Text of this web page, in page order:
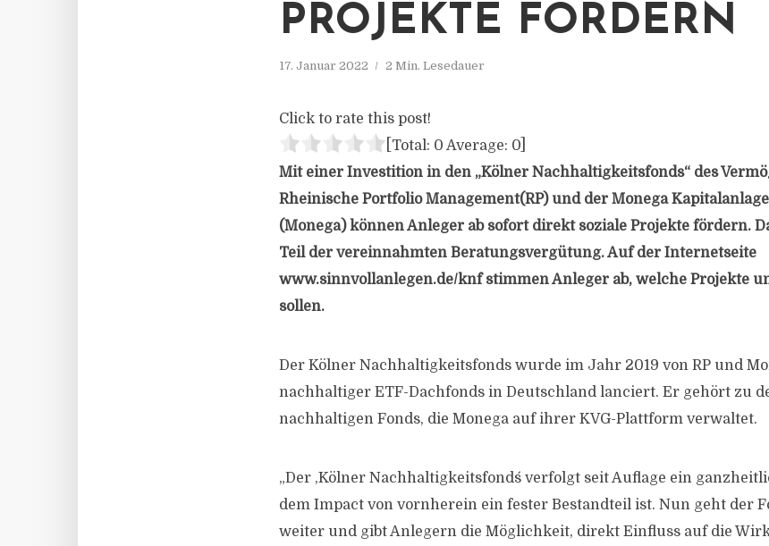
PROJEKTE FÖRDERN
17. Januar 2022 2 Min. Lesedauer
Click to rate this post!
[Total: 0 Average: 0
Mit einer Investition in den „Kölner Nachhaltigkeitsfonds“ des
Rheinische Portfolio Management(RP) und der Monega
(Monega) können Anleger ab sofort direkt soziale Projekte fördern.
Teil der vereinnahmten Beratungsvergütung. Auf der Internetseite
www.sinnvollanlegen.de/knf stimmen Anleger ab, welche Projekte
sollen.
Der Kölner Nachhaltigkeitsfonds wurde im Jahr 2019 von RP und
nachhaltiger ETF-Dachfonds in Deutschland lanciert. Er gehört zu
nachhaltigen Fonds, die Monega auf ihrer KVG-Plattform verwaltet.
„Der ,Kölner Nachhaltigkeitsfonds´ verfolgt seit Auflage ein
dem Impact von vornherein ein fester Bestandteil ist. Nun geht der
weiter und gibt Anlegern die Möglichkeit, direkt Einfluss auf die